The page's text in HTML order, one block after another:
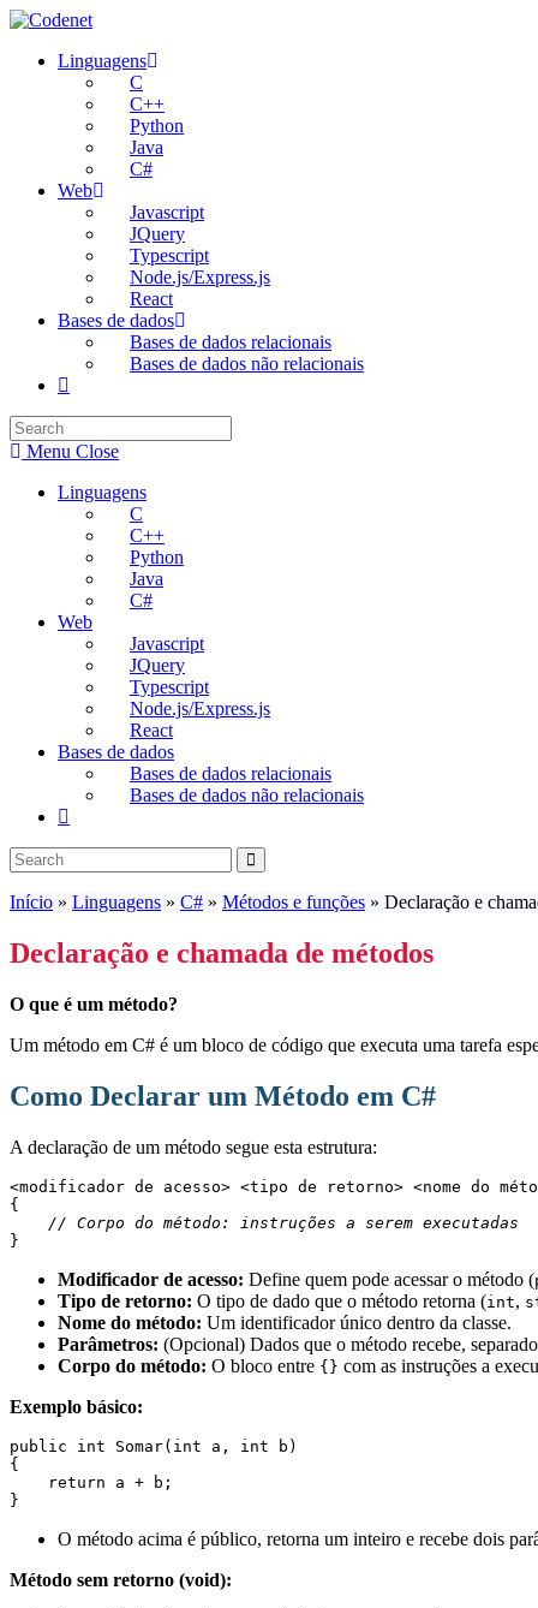
Skip
contentLinguagens
C
C++
Python
Java
C#
Web
Javascript
JQuery
Typescript
Node.js/Express.js
React
Bases de dados
Bases de dados relacionais
Bases de dados não relacionais
Toggle
search
Menu Close
Linguagens
C
C++
Python
Java
C#
Web
Javascript
JQuery
Typescript
Node.js/Express.js
React
Bases de dados
Bases de dados relacionais
Bases de dados não relacionais
Toggle
search
Início » Linguagens » C# » Métodos e funções » Declaração e
Declaração e chamada de métodos
O que é um método?
Um método em C# é um bloco de código que executa uma tarefa
Como Declarar um Método em C#
A declaração de um método segue esta estrutura:
<modificador de acesso> <tipo de retorno> <nome do
{
// Corpo do método: instruções a serem executadas
}
Modificador de acesso: Define quem pode acessar o método (
Tipo de retorno: O tipo de dado que o método retorna (int,
Nome do método: Um identificador único dentro da classe.
Parâmetros: (Opcional) Dados que o método recebe,
Corpo do método: O bloco entre {} com as instruções a
Exemplo básico:
public int Somar(int a, int b)
{
    return a + b;
}
O método acima é público, retorna um inteiro e recebe dois
Método sem retorno (void):